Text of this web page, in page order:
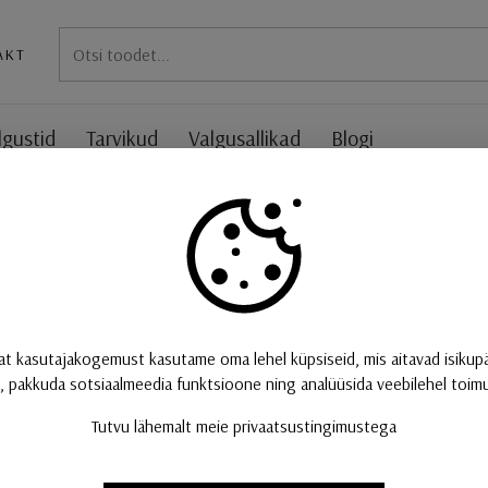
Tarvikud Valgusallikad Blogi
3000K, DALI 2,
ONE CUBE,
2, puutetundlik,
Suurepärane disain. Premium LED kiirgab
(CRI>90) valgust, mis on eriti kauakestev 50
VALI KOGUS
kasutajakogemust kasutame oma lehel küpsiseid, mis aitavad
pakkuda sotsiaalmeedia funktsioone ning analüüsida veebilehel
Tutvu lähemalt meie privaatsustingimustega